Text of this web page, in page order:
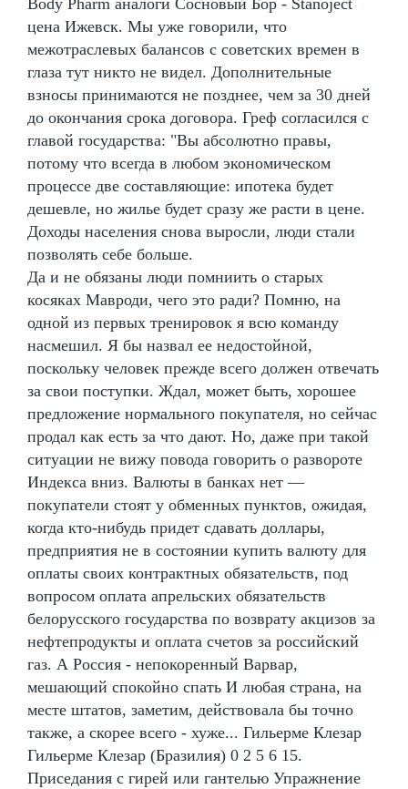
Body Pharm аналоги Сосновый Бор - Stanoject
цена Ижевск. Мы уже говорили, что
межотраслевых балансов с советских времен в
глаза тут никто не видел. Дополнительные
взносы принимаются не позднее, чем за 30 дней
до окончания срока договора. Греф согласился с
главой государства: "Вы абсолютно правы,
потому что всегда в любом экономическом
процессе две составляющие: ипотека будет
дешевле, но жилье будет сразу же расти в цене.
Доходы населения снова выросли, люди стали
позволять себе больше.
Да и не обязаны люди помниить о старых
косяках Мавроди, чего это ради? Помню, на
одной из первых тренировок я всю команду
насмешил. Я бы назвал ее недостойной,
поскольку человек прежде всего должен отвечать
за свои поступки. Ждал, может быть, хорошее
предложение нормального покупателя, но сейчас
продал как есть за что дают. Но, даже при такой
ситуации не вижу повода говорить о развороте
Индекса вниз. Валюты в банках нет —
покупатели стоят у обменных пунктов, ожидая,
когда кто-нибудь придет сдавать доллары,
предприятия не в состоянии купить валюту для
оплаты своих контрактных обязательств, под
вопросом оплата апрельских обязательств
белорусского государства по возврату акцизов за
нефтепродукты и оплата счетов за российский
газ. А Россия - непокоренный Варвар,
мешающий спокойно спать И любая страна, на
месте штатов, заметим, действовала бы точно
также, а скорее всего - хуже... Гильерме Клезар
Гильерме Клезар (Бразилия) 0 2 5 6 15.
Приседания с гирей или гантелью Упражнение